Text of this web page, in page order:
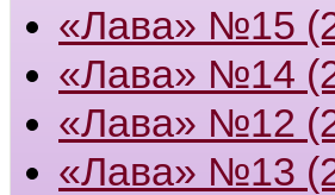
«Лава» №15
«Лава» №14
«Лава» №12
«Лава» №13